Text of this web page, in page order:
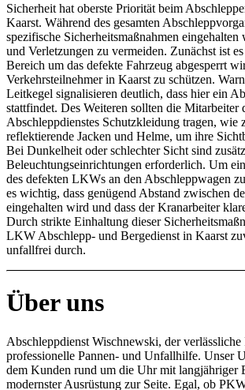
Sicherheit hat oberste Priorität beim
Kaarst. Während des gesamten
spezifische Sicherheitsmaßnahmen
und Verletzungen zu vermeiden. Zunächst ist
Bereich um das defekte Fahrzeug abgesperrt
Verkehrsteilnehmer in Kaarst zu schützen.
Leitkegel signalisieren deutlich, dass hier ein
stattfindet. Des Weiteren sollten die Mitarbeiter
Abschleppdienstes Schutzkleidung tragen, wie
reflektierende Jacken und Helme, um ihre
Bei Dunkelheit oder schlechter Sicht sind
Beleuchtungseinrichtungen erforderlich. Um
des defekten LKWs an den Abschleppwagen
es wichtig, dass genügend Abstand zwischen
eingehalten wird und dass der Kranarbeiter
Durch strikte Einhaltung dieser
LKW Abschlepp- und Bergedienst in Kaarst
unfallfrei durch.
Über uns
Abschleppdienst Wischnewski, der verlässliche
professionelle Pannen- und Unfallhilfe. Unser
dem Kunden rund um die Uhr mit langjähriger
modernster Ausrüstung zur Seite. Egal, ob